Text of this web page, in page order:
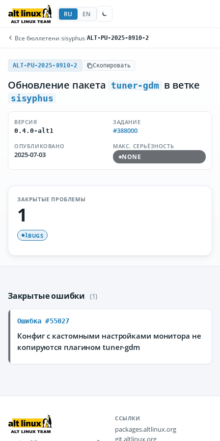
RU EN
Все бюллетени/sisyphus/ALT-PU-2025-8910-2
ALT-PU-2025-8910-2 Скопировать
Обновление пакета tuner-gdm в ветке
sisyphus
ВЕРСИЯ
0.4.0-alt1
ЗАДАНИЕ
#388000
ОПУБЛИКОВАНО
2025-07-03
МАКС. СЕРЬЁЗНОСТЬ
NONE
ЗАКРЫТЫЕ ПРОБЛЕМЫ
1
1BUGS
Закрытые ошибки (1)
Ошибка #55027
Конфиг с кастомными настройками монитора не
копируются плагином tuner-gdm
ССЫЛКИ
packages.altlinux.org
git.altlinux.org